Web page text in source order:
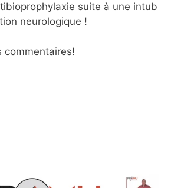
suite à une intub
neurologique !
commentaires!